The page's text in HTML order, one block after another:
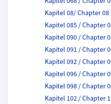
Kapitel 08/ Chapter 08
Kapitel 085 / Chapter
Kapitel 090 / Chapter
Kapitel 091 / Chapter
Kapitel 092 / Chapter
Kapitel 096 / Chapter
Kapitel 098 / Chapter
Kapitel 102 / Chapter